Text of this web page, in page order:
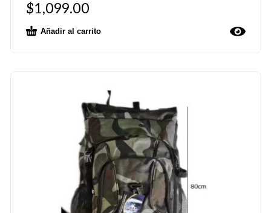
$1,099.00
Añadir al carrito